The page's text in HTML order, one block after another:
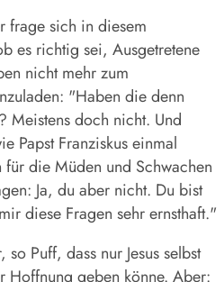
frage sich in diesem
es richtig sei, Ausgetretene
nicht mehr zum
"Haben die denn
Meistens doch nicht. Und
Papst Franziskus einmal
die Müden und Schwachen
Ja, du aber nicht. Du bist
diese Fragen sehr ernsthaft."
Puff, dass nur Jesus selbst
Hoffnung geben könne. Aber: